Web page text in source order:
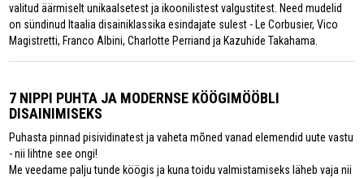
valitud äärmiselt unikaalsetest ja ikoonilistest valgustitest. Need mudelid
on sündinud Itaalia disainiklassika esindajate sulest - Le Corbusier, Vico
Magistretti, Franco Albini, Charlotte Perriand ja Kazuhide Takahama.
7 NIPPI PUHTA JA MODERNSE KÖÖGIMÖÖBLI
DISAINIMISEKS
Puhasta pinnad pisividinatest ja vaheta mõned vanad elemendid uute vastu
- nii lihtne see ongi!
Me veedame palju tunde köögis ja kuna toidu valmistamiseks läheb vaja nii